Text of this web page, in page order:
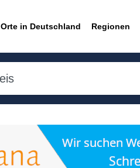
Orte in Deutschland Regionen